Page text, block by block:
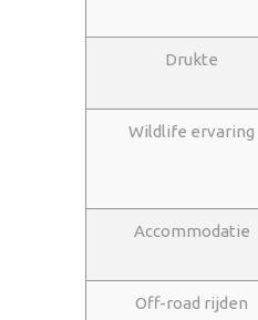
Drukte
Wildlife ervaring
Accommodatie
Off-road rijden